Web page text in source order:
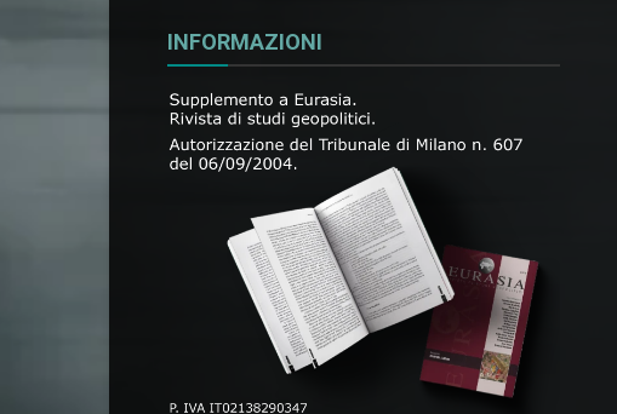
INFORMAZIONI